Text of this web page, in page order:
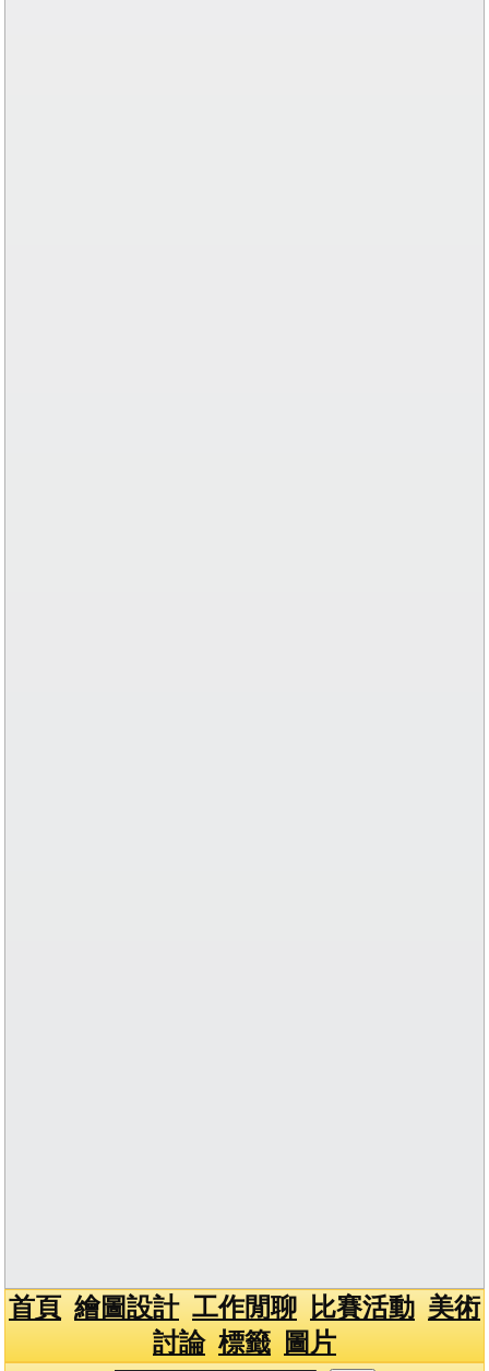
首頁 繪圖設計 工作閒聊 比賽活動 美術
討論 標籤 圖片